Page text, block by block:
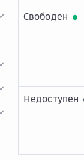
Свободен
Недоступен